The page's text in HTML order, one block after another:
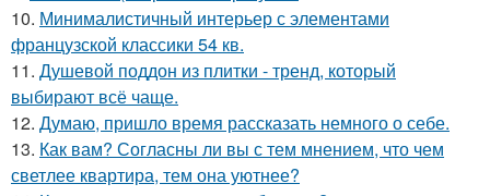
10. Минималистичный интерьер с элементами
французской классики 54 кв.
11. Душевой поддон из плитки - тренд, который
выбирают всё чаще.
12. Думаю, пришло время рассказать немного о себе.
13. Как вам? Согласны ли вы с тем мнением, что чем
светлее квартира, тем она уютнее?